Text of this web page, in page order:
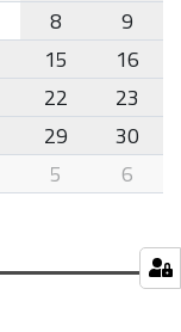
8
9
15
16
22
23
29
30
5 6